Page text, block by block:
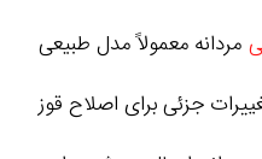
مردانه معمولاً مدل طبیعی
جزئی برای اصلاح قوز